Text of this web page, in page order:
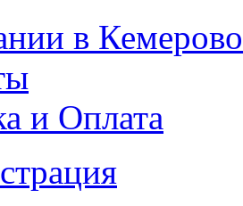
в Кемерово
и Оплата